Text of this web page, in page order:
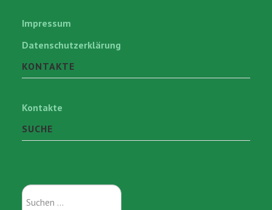
Impressum
Datenschutzerklärung
KONTAKTE
Kontakte
SUCHE
Suchen
...